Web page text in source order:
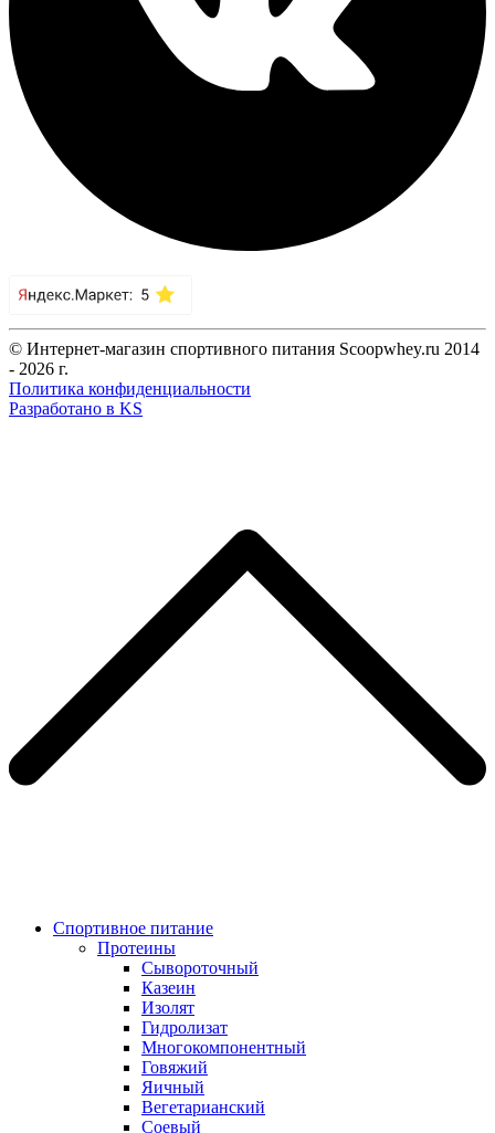
© Интернет-магазин спортивного питания Scoopwhey.ru 2014
- 2026 г.
Политика конфиденциальности
Разработано в KS
Спортивное питание
Протеины
Сывороточный
Казеин
Изолят
Гидролизат
Многокомпонентный
Говяжий
Яичный
Вегетарианский
Соевый